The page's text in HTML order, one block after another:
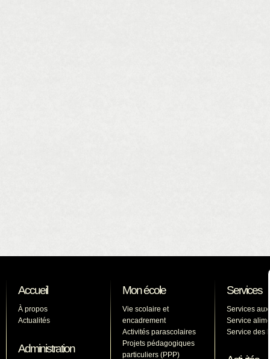
Accueil
À propos
Actualités
Administration
Mon école
Vie scolaire et
encadrement
Activités parascolaires
Projets pédagogiques
particuliers (PPP)
Services
Services
Service
Service des